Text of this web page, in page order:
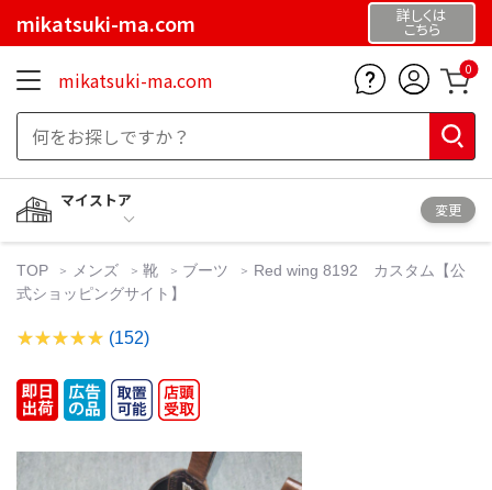
mikatsuki-ma.com 詳しくは
こちら
mikatsuki-ma.com 0
マイストア
変更
TOP メンズ 靴 ブーツ
Red wing 8192 カスタム【公
式ショッピングサイト】
(152)